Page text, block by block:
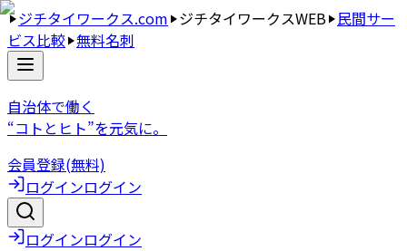
ジチタイワークス.com ジチタイワークスWEB 民間サー
ビス比較 無料名刺
自治体で働く
“コトとヒト”を元気に。
会員登録(無料)
ログインログイン
ログインログイン